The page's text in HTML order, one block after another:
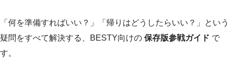
「何を準備すればいい？」「帰りはどうしたらいい？」という
疑問をすべて解決する、BESTY向けの 保存版参戦ガイド で
す。